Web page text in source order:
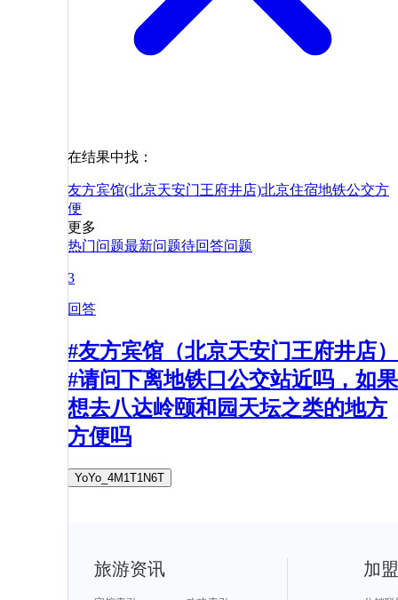
在结果中找：
友方宾馆(北京天安门王府井店)北京住宿地铁公交方
便
更多
热门问题最新问题待回答问题
3
回答
#友方宾馆（北京天安门王府井店）
#请问下离地铁口公交站近吗，如果
想去八达岭颐和园天坛之类的地方
方便吗
YoYo_4M1T1N6T
旅游资讯 加